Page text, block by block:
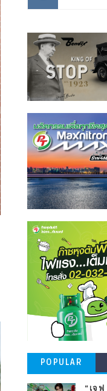
POPULAR
“เจ